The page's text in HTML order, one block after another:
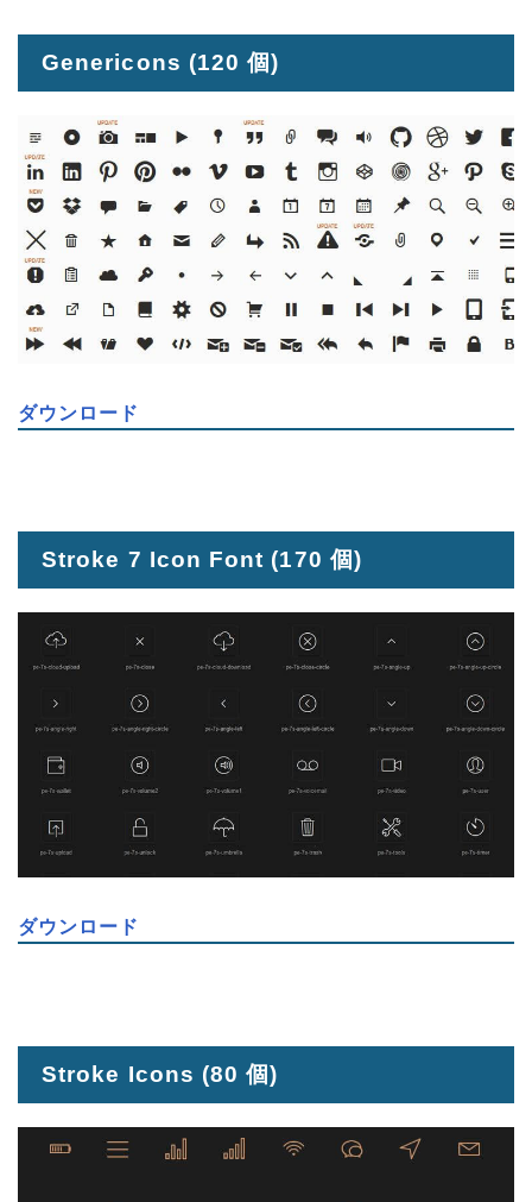
Genericons (120 個)
ダウンロード
Stroke 7 Icon Font (170 個)
ダウンロード
Stroke Icons (80 個)